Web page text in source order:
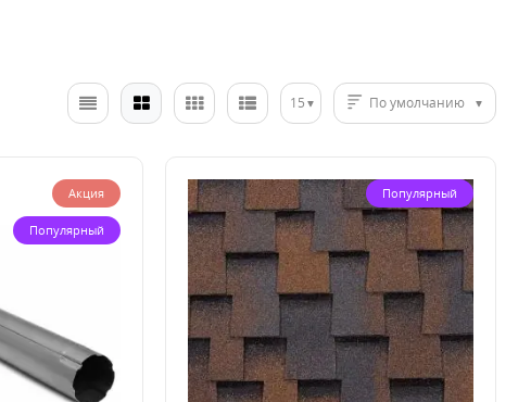
15 По умолчанию
Акция
Популярный
Популярный